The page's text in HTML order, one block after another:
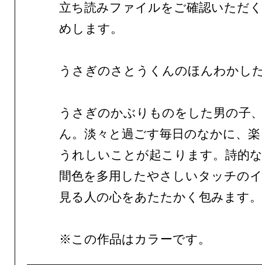
立ち読みファイルをご確認いただ
めします。
うさぎのさとうくんのほんわかし
うさぎのかぶりものをした男の子
ん。淡々と過ごす毎日のなかに、
うれしいことが起こります。詩的
間色を多用したやさしいタッチの
見る人の心をあたたかく包みます。
※この作品はカラーです。